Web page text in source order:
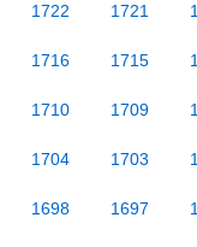
1722 1721
1716 1715
1710 1709
1704 1703
1698 1697